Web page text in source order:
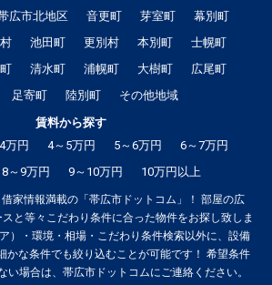
広市北地区 音更町 芽室町
幕別町
池田町 更別村 本別町
士幌町
清水町 浦幌町 大樹町
広尾町
足寄町 陸別町
その他地域
賃料から探す
万円 4～5万円 5～6万円
6～7万円
8～9万円 9～10万円 10万円以上
家情報満載の「帯広市ドットコム」！ 部屋の広
と等々こだわり条件に合った物件をお探し致しま
）・環境・相場・こだわり条件検索以外に、設備
かな条件でも絞り込むことが可能です！ 希望条件
い場合は、帯広市ドットコムにご連絡ください。